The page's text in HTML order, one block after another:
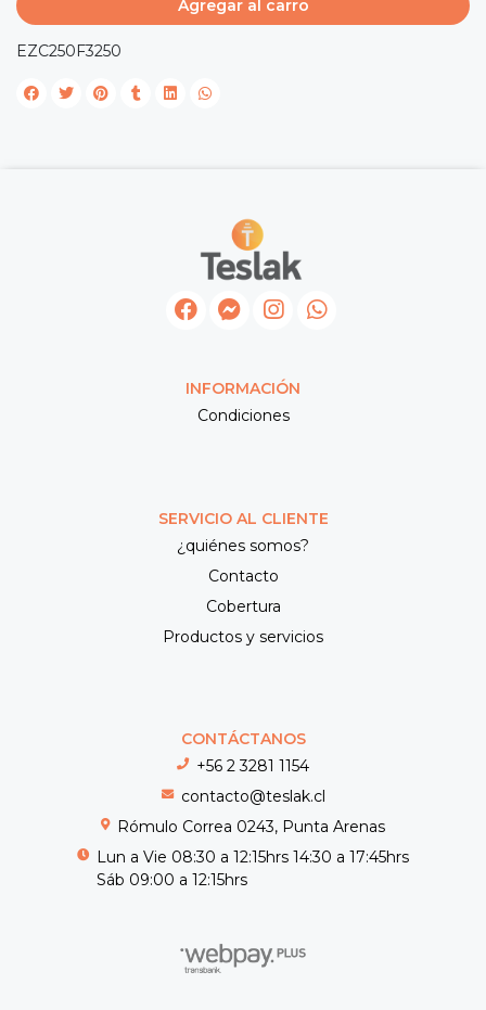
Agregar al carro
EZC250F3250
INFORMACIÓN
Condiciones
SERVICIO AL CLIENTE
¿quiénes somos?
Contacto
Cobertura
Productos y servicios
CONTÁCTANOS
+56 2 3281 1154
contacto@teslak.cl
Rómulo Correa 0243, Punta Arenas
Lun a Vie 08:30 a 12:15hrs 14:30 a 17:45hrs
Sáb 09:00 a 12:15hrs